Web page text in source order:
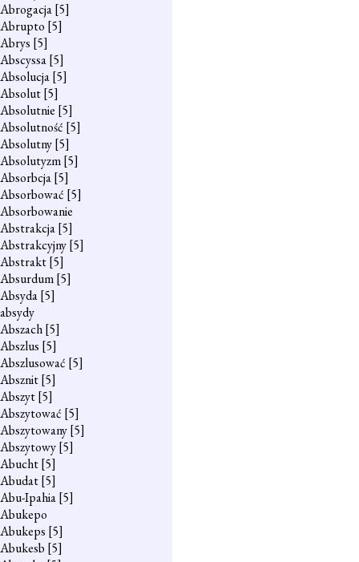
Abrogacja[5]
Abrupto [5]
Abrys [5]
Abscyssa[5]
Absolucja[5]
Absolut[5]
Absolutnie [5]
Absolutność [5]
Absolutny[5]
Absolutyzm[5]
Absorbcja[5]
Absorbować [5]
Absorbowanie
Abstrakcja[5]
Abstrakcyjny[5]
Abstrakt[5]
Absurdum[5]
Absyda[5]
absydy
Abszach[5]
Abszlus [5]
Abszlusować [5]
Absznit[5]
Abszyt[5]
Abszytować [5]
Abszytowany[5]
Abszytowy[5]
Abucht[5]
Abudat[5]
Abu-Ipahia[5]
Abukepo
Abukeps [5]
Abukesb [5]